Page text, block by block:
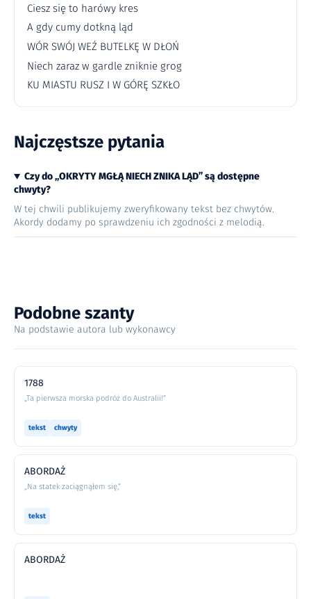
Ciesz się to harówy kres
A gdy cumy dotkną ląd
WÓR SWÓJ WEŹ BUTELKĘ W DŁOŃ
Niech zaraz w gardle zniknie grog
KU MIASTU RUSZ I W GÓRĘ SZKŁO
Najczęstsze pytania
Czy do „OKRYTY MGŁĄ NIECH ZNIKA LĄD” są dostępne
chwyty?
W tej chwili publikujemy zweryfikowany tekst bez chwytów.
Akordy dodamy po sprawdzeniu ich zgodności z melodią.
Podobne szanty
Na podstawie autora lub wykonawcy
1788
„Ta pierwsza morska podróż do Australii!”
tekst chwyty
ABORDAŻ
„Na statek zaciągnąłem się,”
tekst
ABORDAŻ